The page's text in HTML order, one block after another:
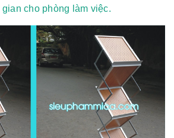
cho phòng làm việc.